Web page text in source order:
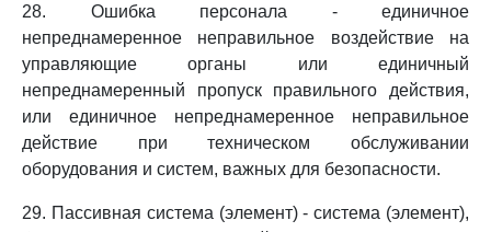
28. Ошибка персонала - единичное
непреднамеренное неправильное воздействие на
управляющие органы или единичный
непреднамеренный пропуск правильного действия,
или единичное непреднамеренное неправильное
действие при техническом обслуживании
оборудования и систем, важных для безопасности.
29. Пассивная система (элемент) - система (элемент),